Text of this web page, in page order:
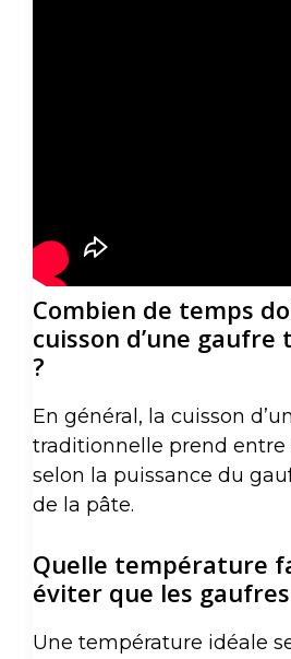
Combien de temps
cuisson d’une
?
En général, la cuisson
traditionnelle prend entre
selon la puissance du
de la pâte.
Quelle température
éviter que les
Une température idéale